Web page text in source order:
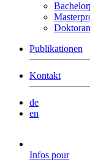
Publikationen
Kontakt
de
en
Infos pour